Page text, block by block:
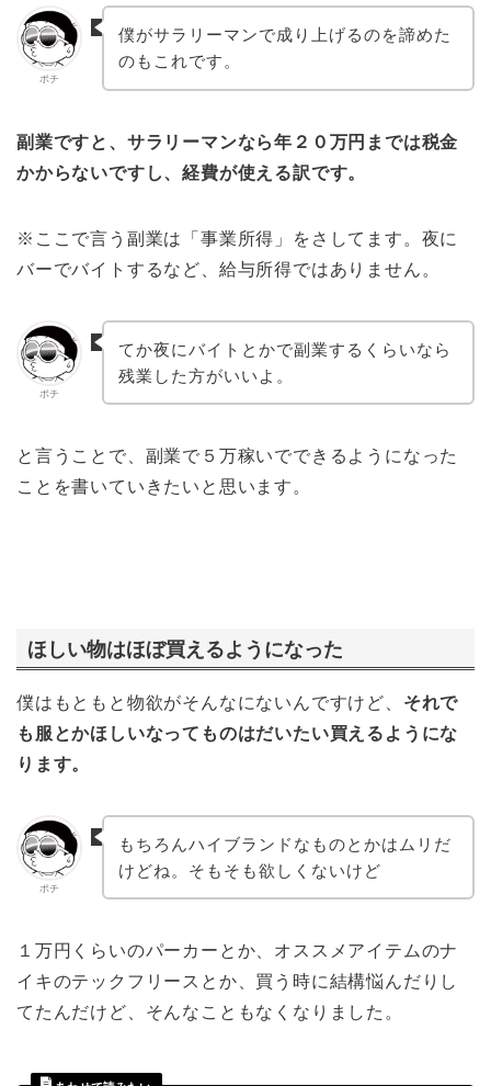
ポチ
僕がサラリーマンで成り上げるのを諦めた
のもこれです。
副業ですと、サラリーマンなら年２０万円までは税金
かからないですし、経費が使える訳です。
※ここで言う副業は「事業所得」をさしてます。夜に
バーでバイトするなど、給与所得ではありません。
ポチ
てか夜にバイトとかで副業するくらいなら
残業した方がいいよ。
と言うことで、副業で５万稼いでできるようになった
ことを書いていきたいと思います。
ほしい物はほぼ買えるようになった
僕はもともと物欲がそんなにないんですけど、 それで
も服とかほしいなってものはだいたい買えるようにな
ります。
ポチ
もちろんハイブランドなものとかはムリだ
けどね。そもそも欲しくないけど
１万円くらいのパーカーとか、オススメアイテムのナ
イキのテックフリースとか、買う時に結構悩んだりし
てたんだけど、そんなこともなくなりました。